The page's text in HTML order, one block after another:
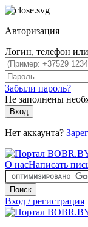
Авторизация
Логин, телефон
Забыли пароль?
Не заполнены
Вход
Нет аккаунта?
О насНаписать
Поиск
Вход / регистрация